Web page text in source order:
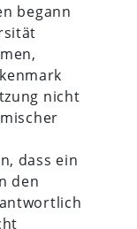
begann
nicht
dass ein
den